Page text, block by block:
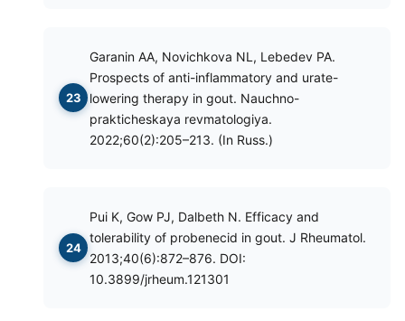
Garanin AA, Novichkova NL, Lebedev PA.
Prospects of anti-inflammatory and urate-
lowering therapy in gout. Nauchno-
prakticheskaya revmatologiya.
2022;60(2):205–213. (In Russ.)
Pui K, Gow PJ, Dalbeth N. Efficacy and
tolerability of probenecid in gout. J Rheumatol.
2013;40(6):872–876. DOI:
10.3899/jrheum.121301